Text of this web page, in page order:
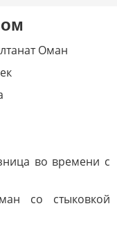
Оман
во времени с
со стыковкой